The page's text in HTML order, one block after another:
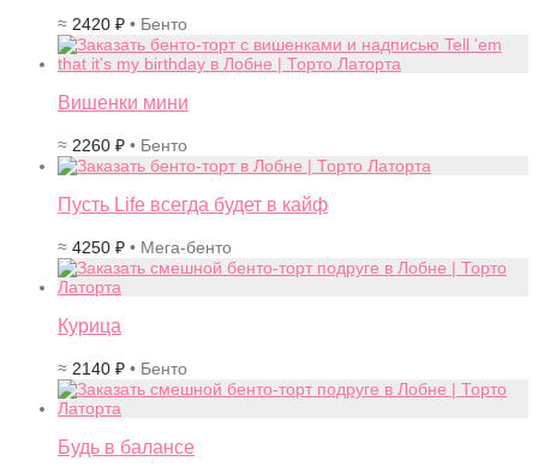
≈ 2420 ₽ • Бенто
Вишенки мини
≈ 2260 ₽ • Бенто
Пусть Life всегда будет в кайф
≈ 4250 ₽ • Мега-бенто
Курица
≈ 2140 ₽ • Бенто
Будь в балансе